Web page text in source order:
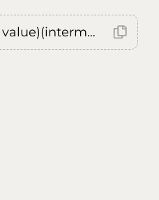
Error: (intermediate value)(intermediate value)(intermediate value).replaceAll is not a function